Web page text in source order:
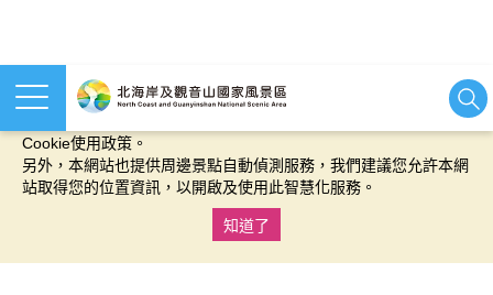
本網站使用cookies等相關技術以持續優化網站服務，並有助於為
Cookie使用政策。
另外，本網站也提供周邊景點自動偵測服務，我們建議您允許本網
站取得您的位置資訊，以開啟及使用此智慧化服務。
知道了